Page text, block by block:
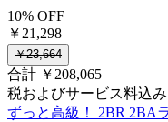
10% OFF
￥21,298
￥23,664
合計 ￥208,065
税およびサービス料込み
ずっと高級！ 2BR 2BA